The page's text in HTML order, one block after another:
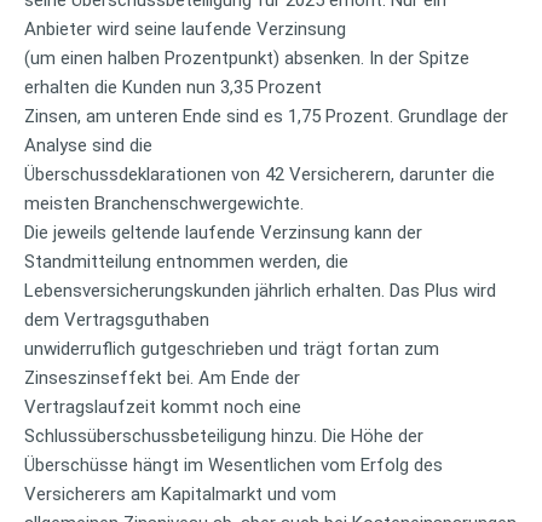
Anbieter wird seine laufende Verzinsung
(um einen halben Prozentpunkt) absenken. In der Spitze
erhalten die Kunden nun 3,35 Prozent
Zinsen, am unteren Ende sind es 1,75 Prozent. Grundlage der
Analyse sind die
Überschussdeklarationen von 42 Versicherern, darunter die
meisten Branchenschwergewichte.
Die jeweils geltende laufende Verzinsung kann der
Standmitteilung entnommen werden, die
Lebensversicherungskunden jährlich erhalten. Das Plus wird
dem Vertragsguthaben
unwiderruflich gutgeschrieben und trägt fortan zum
Zinseszinseffekt bei. Am Ende der
Vertragslaufzeit kommt noch eine
Schlussüberschussbeteiligung hinzu. Die Höhe der
Überschüsse hängt im Wesentlichen vom Erfolg des
Versicherers am Kapitalmarkt und vom